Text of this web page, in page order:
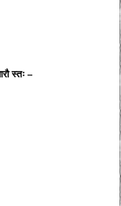
स्तः –